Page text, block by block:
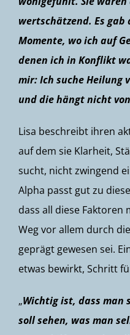
wertschätzend. Es
Momente, wo ich auf
denen ich in Konflikt
mir: Ich suche Heilung
und die hängt nicht
Lisa beschreibt ihren
auf dem sie Klarheit,
sucht, nicht zwingend
Alpha passt gut zu
dass all diese
Weg vor allem durch
geprägt gewesen sei.
etwas bewirkt, Schritt
„Wichtig ist, dass man
soll sehen, was man